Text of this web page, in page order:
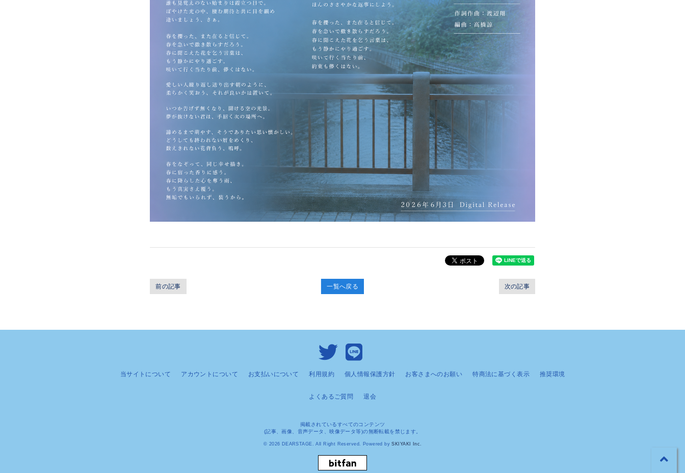
次の記事
一覧へ戻る
前の記事
当サイトについて アカウントについて お支払いについて 利用規約 個人情報保護方針 お客さまへのお願い 特商法に基づく表示 推奨環境
よくあるご質問 退会
掲載されているすべてのコンテンツ
(記事、画像、音声データ、映像データ等)の無断転載を禁じます。
© 2026 DEARSTAGE. All Right Reserved. Powered bySKIYAKI Inc.